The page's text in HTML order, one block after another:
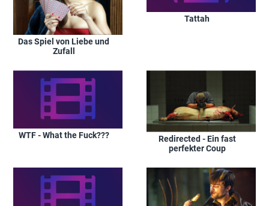
Das Spiel von Liebe und
Zufall
Tattah
WTF - What the Fuck???
Redirected - Ein fast
perfekter Coup